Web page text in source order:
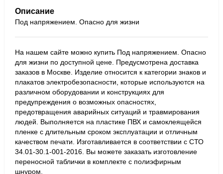
Описание
Под напряжением. Опасно для жизни
На нашем сайте можно купить Под напряжением. Опасно
для жизни по доступной цене. Предусмотрена доставка
заказов в Москве. Изделие относится к категории знаков и
плакатов электробезопасности, которые используются на
различном оборудовании и конструкциях для
предупреждения о возможных опасностях,
предотвращения аварийных ситуаций и травмирования
людей. Выполняется на пластике ПВХ и самоклеящейся
пленке с длительным сроком эксплуатации и отличным
качеством печати. Изготавливается в соответствии с СТО
34.01-30.1-001-2016. Вы можете заказать изготовление
переносной таблички в комплекте с полиэфирным
шнуром.